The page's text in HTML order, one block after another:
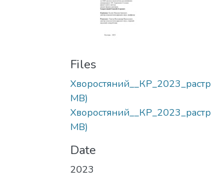
Files
MB)
MB)
Date
2023